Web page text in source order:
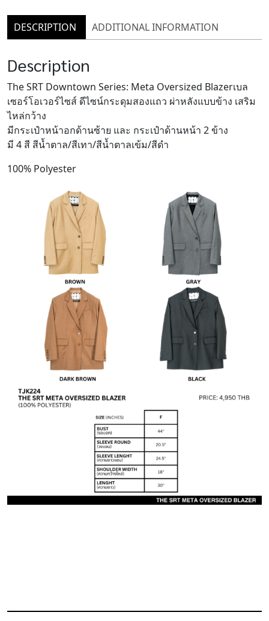
(TJK224)
-
Brown
DESCRIPTION ADDITIONAL INFORMATION
Description
The SRT Downtown Series: Meta Oversized Blazerเบล
เซอร์โอเวอร์ไซส์ ดีไซน์กระดุมสองแถว ผ่าหลังแบบข้าง เสริม
ไหล่กว้าง
มีกระเป๋าหน้าอกด้านซ้าย และ กระเป๋าด้านหน้า 2 ข้าง
มี 4 สี สีน้ำตาล/สีเทา/สีน้ำตาลเข้ม/สีดำ
100% Polyester